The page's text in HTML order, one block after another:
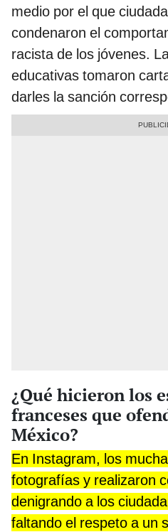
medio por el que
condenaron el
racista de los jóvenes.
educativas tomaron
darles la sanción
¿Qué hicieron los
franceses que
México?
En Instagram, los
fotografías y realizaron
denigrando a los
faltando el respeto a un